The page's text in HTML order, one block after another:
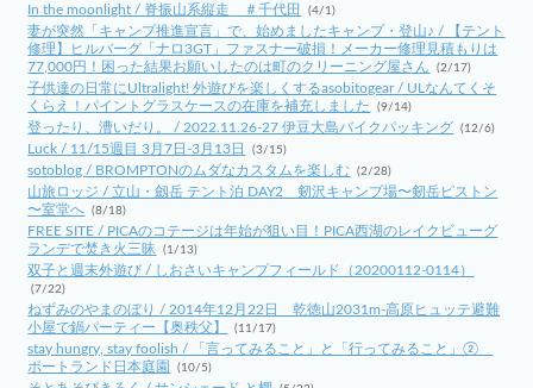
In the moonlight / 脊振山系縦走 ＃千代田 (4/1)
妻が突然「キャンプ推進宣言」で、始めましたキャンプ・登山♪ / 【テント
修理】ヒルバーグ「ナロ3GT」ファスナー破損！メーカー修理見積もりは
77,000円！困った結果お願いしたのは町のクリーニング屋さん
(2/17)
子供達の日常にUltralight! 外遊びを楽しくするasobitogear / ULなんてくそ
くらえ！パイントグラスケースの在庫を補充しました
(9/14)
登ったり、漕いだり。 / 2022.11.26-27 伊豆大島バイクパッキング (12/6)
Luck / 11/15週目 3月7日-3月13日 (3/15)
sotoblog / BROMPTONのムダなカスタムを楽しむ (2/28)
山旅ロッジ / 立山・劔岳 テント泊 DAY2 剱沢キャンプ場〜剱岳ピストン
〜室堂へ (8/18)
FREE SITE / PICAのコテージは年始が狙い目！PICA西湖のレイクビューグ
ランデで焚き火三昧
(1/13)
双子と週末外遊び / しおさいキャンプフィールド（20200112-0114）
(7/22)
ねずみのやまのぼり / 2014年12月22日 乾徳山2031m-高原ヒュッテ避難
小屋で鍋パーティー【奥秩父】
(11/17)
stay hungry, stay foolish / 「言ってみること」と「行ってみること」②
ポートランド日本庭園
(10/5)